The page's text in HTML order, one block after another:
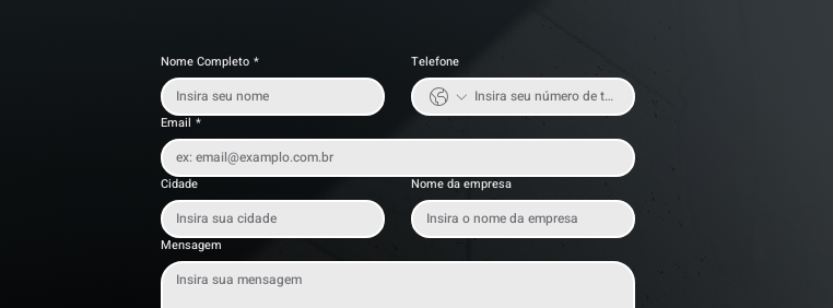
Nome Completo * Telefone
Email *
Cidade Nome da empresa
Mensagem